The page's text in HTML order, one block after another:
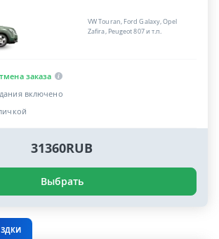
VW Touran, Ford Galaxy, Opel
Zafira, Peugeot 807 и т.п.
заказа
включено
31360RUB
Выбрать